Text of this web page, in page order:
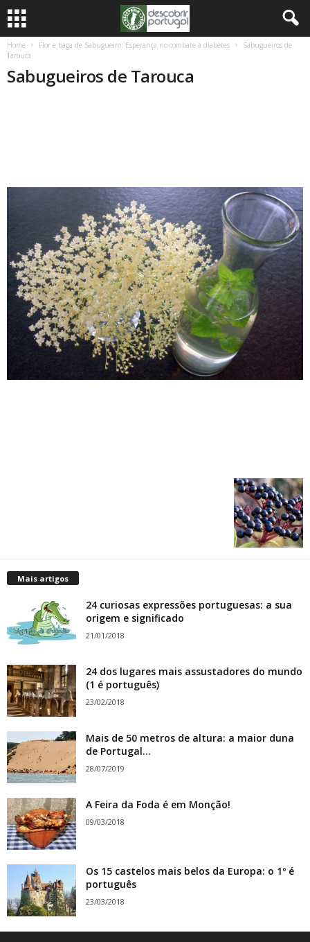
Home Flor e baga de Sabugueiro: Esperança no combate à diabetes
Sabugueiros de
Tarouca
Sabugueiros de Tarouca
Mais artigos
24 curiosas expressões portuguesas: a sua
origem e significado
21/01/2018
24 dos lugares mais assustadores do mundo
(1 é português)
23/02/2018
Mais de 50 metros de altura: a maior duna
de Portugal...
28/07/2019
A Feira da Foda é em Monção!
09/03/2018
Os 15 castelos mais belos da Europa: o 1º é
português
23/03/2018